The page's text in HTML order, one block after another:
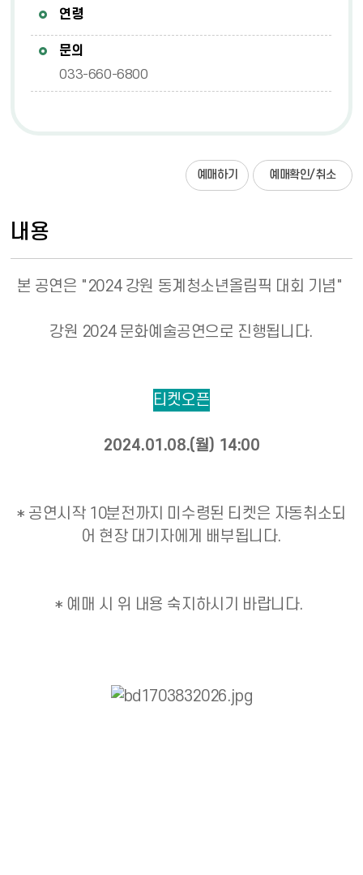
연령
문의
033-660-6800
예매하기 예매확인/취소
내용
본 공연은 "2024 강원 동계청소년올림픽 대회 기념"
강원 2024 문화예술공연으로 진행됩니다.
티켓오픈
2024.01.08.(월) 14:00
* 공연시작 10분전까지 미수령된 티켓은 자동취소되
어 현장 대기자에게 배부됩니다.
* 예매 시 위 내용 숙지하시기 바랍니다.